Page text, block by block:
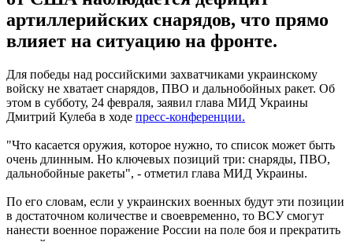
артиллерийских снарядов, что прямо
влияет на ситуацию на фронте.
Для победы над российскими захватчиками украинскому
войску не хватает снарядов, ПВО и дальнобойных ракет. Об
этом в субботу, 24 февраля, заявил глава МИД Украины
Дмитрий Кулеба в ходе пресс-конференции.
"Что касается оружия, которое нужно, то список может быть
очень длинным. Но ключевых позиций три: снаряды, ПВО,
дальнобойные ракеты", - отметил глава МИД Украины.
По его словам, если у украинских военных будут эти позиции
в достаточном количестве и своевременно, то ВСУ смогут
нанести военное поражение России на поле боя и прекратить